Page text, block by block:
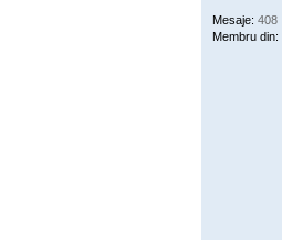
Mesaje: 408
Membru din: